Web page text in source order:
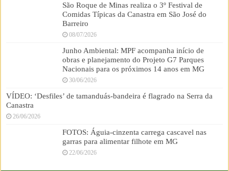
São Roque de Minas realiza o 3º Festival de
Comidas Típicas da Canastra em São José do
Barreiro
08/07/2026
Junho Ambiental: MPF acompanha início de
obras e planejamento do Projeto G7 Parques
Nacionais para os próximos 14 anos em MG
30/06/2026
VÍDEO: ‘Desfiles’ de tamanduás-bandeira é flagrado na Serra da
Canastra
26/06/2026
FOTOS: Águia-cinzenta carrega cascavel nas
garras para alimentar filhote em MG
22/06/2026